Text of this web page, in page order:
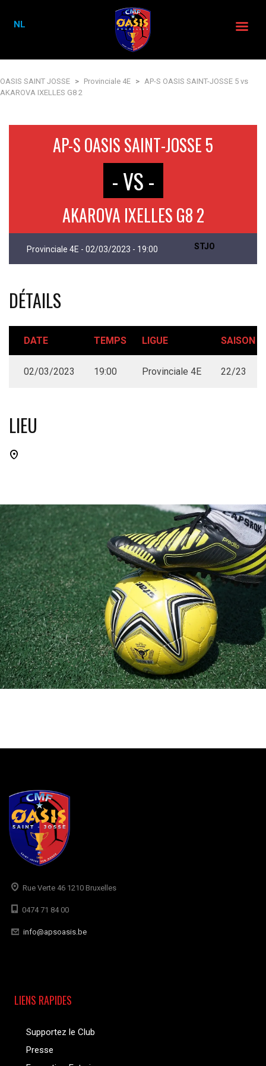
OASIS SAINT JOSSE > Provinciale 4E > AP-S OASIS SAINT-JOSSE 5 vs
AKAROVA IXELLES G8 2
AP-S OASIS SAINT-JOSSE 5
- VS -
AKAROVA IXELLES G8 2
Provinciale 4E - 02/03/2023 - 19:00 STJO
DÉTAILS
DATE TEMPS LIGUE SAISON
02/03/2023 19:00 Provinciale 4E 22/23
LIEU
Rue Verte 46 1210 Bruxelles
0474 71 84 00
info@apsoasis.be
LIENS RAPIDES
Supportez le Club
Presse
NL